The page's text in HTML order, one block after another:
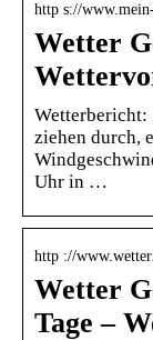
http s://
Wetter
Wetterbericht:
ziehen durch,
Uhr in …
http ://
Wetter
Tage –